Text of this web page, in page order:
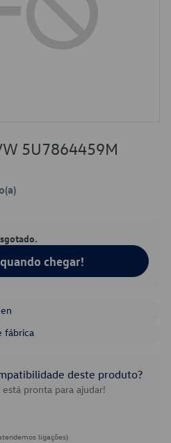
5U7864459M
chegar!
fábrica
deste produto?
pronta para ajudar!
ligações)